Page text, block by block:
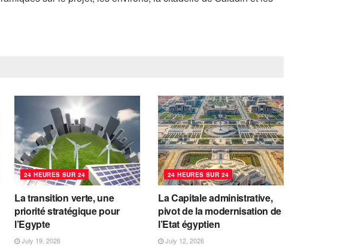
24 HEURES SUR 24
La transition verte, une
priorité stratégique pour
l’Egypte
July 19, 2026
24 HEURES SUR 24
La Capitale administrative,
pivot de la modernisation de
l’Etat égyptien
July 12, 2026